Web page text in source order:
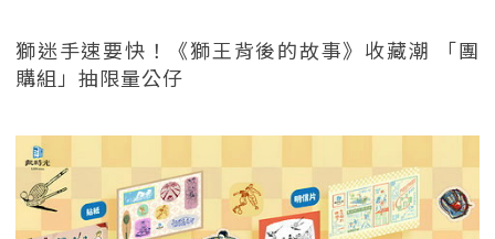
獅迷手速要快！《獅王背後的故事》收藏潮 「團
購組」抽限量公仔